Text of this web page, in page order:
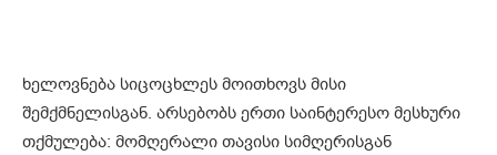
ხელოვნება სიცოცხლეს მოითხოვს მისი
შემქმნელისგან. არსებობს ერთი საინტერესო მესხური
თქმულება: მომღერალი თავისი სიმღერისგან